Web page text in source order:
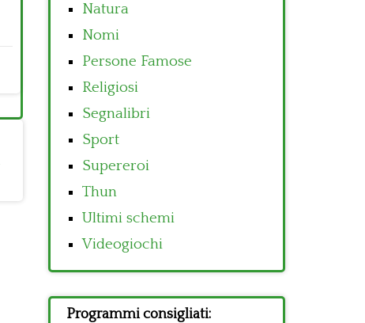
Natura
Nomi
Persone Famose
Religiosi
Segnalibri
Sport
Supereroi
Thun
Ultimi schemi
Videogiochi
Programmi consigliati: